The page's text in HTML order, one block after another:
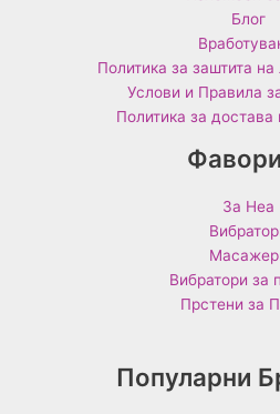
Блог
Политика за заштита
Услови и Правила
Политика за достава
За Неа
Вибратори за
Прстени за
Популарни